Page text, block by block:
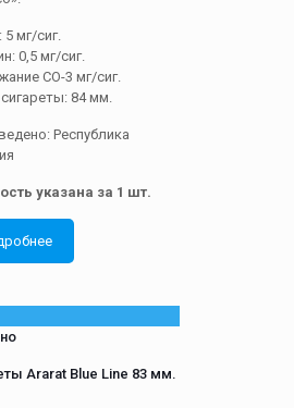
мг/сиг.
0,5 мг/сиг.
СО-3 мг/сиг.
84 мм.
Республика
указана за 1 шт.
Ararat Blue Line 83 мм.